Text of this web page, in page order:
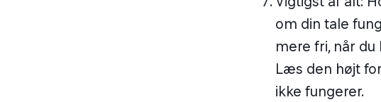
om din tale
mere fri, når
Læs den højt
ikke fungerer.